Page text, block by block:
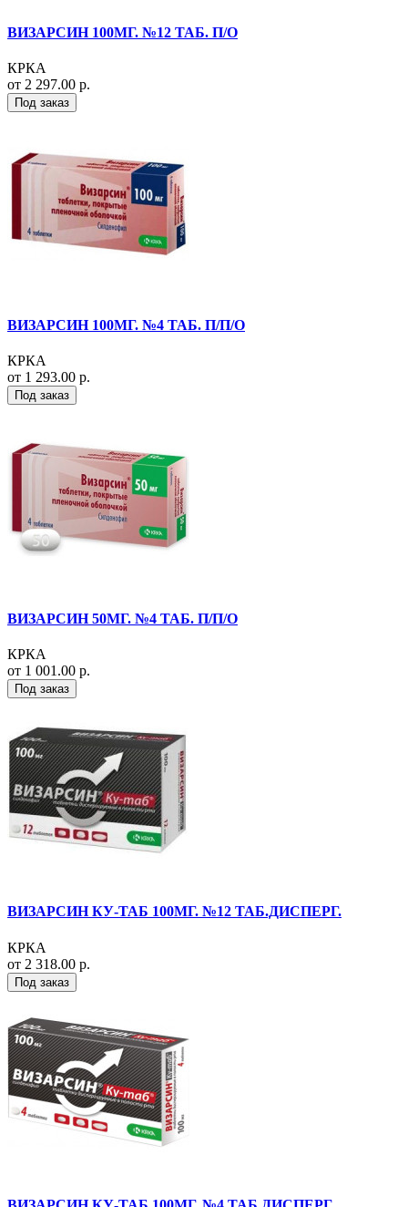
ВИЗАРСИН 100МГ. №12 ТАБ. П/О
КРКА
от 2 297.00 р.
Под заказ
ВИЗАРСИН 100МГ. №4 ТАБ. П/П/О
КРКА
от 1 293.00 р.
Под заказ
ВИЗАРСИН 50МГ. №4 ТАБ. П/П/О
КРКА
от 1 001.00 р.
Под заказ
ВИЗАРСИН КУ-ТАБ 100МГ. №12 ТАБ.ДИСПЕРГ.
КРКА
от 2 318.00 р.
Под заказ